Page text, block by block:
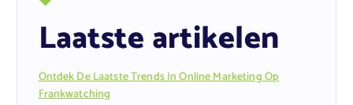
Laatste artikelen
Ontdek De Laatste Trends In Online Marketing Op
Frankwatching